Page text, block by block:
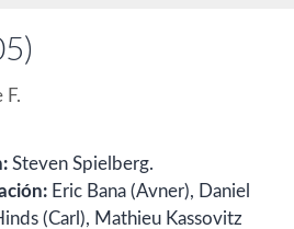
F.
Steven Spielberg.
Eric Bana (Avner), Daniel
(Carl), Mathieu Kassovitz